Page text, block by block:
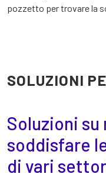
pozzetto per trovare la
SOLUZIONI
Soluzioni
soddisfare
di vari